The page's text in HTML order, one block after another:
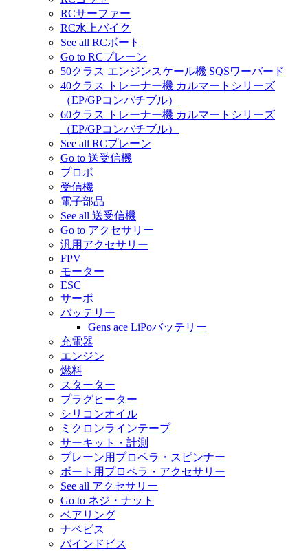
RCサーファー
RC水上バイク
See all RCボート
Go to RCプレーン
50クラス エンジンスケール機 SQSワーバード
40クラス トレーナー機 カルマートシリーズ
（EP/GPコンパチブル）
60クラス トレーナー機 カルマートシリーズ
（EP/GPコンパチブル）
See all RCプレーン
Go to 送受信機
プロポ
受信機
電子部品
See all 送受信機
Go to アクセサリー
汎用アクセサリー
FPV
モーター
ESC
サーボ
バッテリー
Gens ace LiPoバッテリー
充電器
エンジン
燃料
スターター
プラグヒーター
シリコンオイル
ミクロンラインテープ
サーキット・計測
プレーン用プロペラ・スピンナー
ボート用プロペラ・アクセサリー
See all アクセサリー
Go to ネジ・ナット
ベアリング
ナベビス
バインドビス